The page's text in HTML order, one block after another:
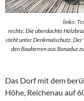
links:
rechts: Die überdachte
steht unter Denkmalschutz.
den Bauherren aus Bonaduz
Das Dorf mit dem
Höhe, Reichenau auf